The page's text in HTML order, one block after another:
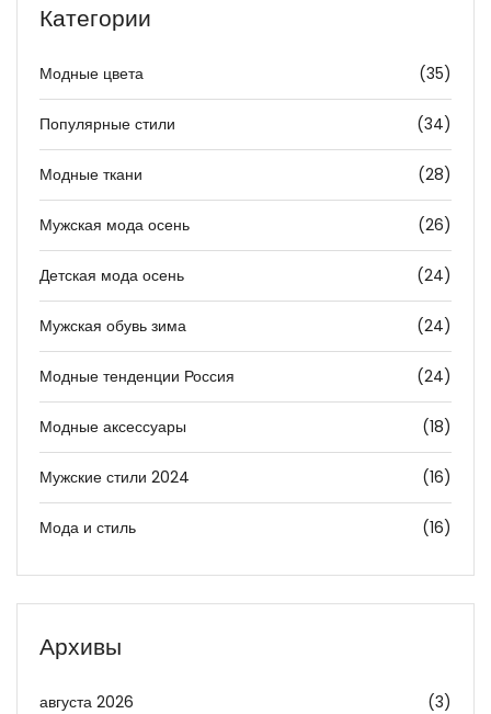
Категории
Модные цвета (35)
Популярные стили (34)
Модные ткани (28)
Мужская мода осень (26)
Детская мода осень (24)
Мужская обувь зима (24)
Модные тенденции Россия (24)
Модные аксессуары (18)
Мужские стили 2024 (16)
Мода и стиль (16)
Архивы
августа 2026 (3)